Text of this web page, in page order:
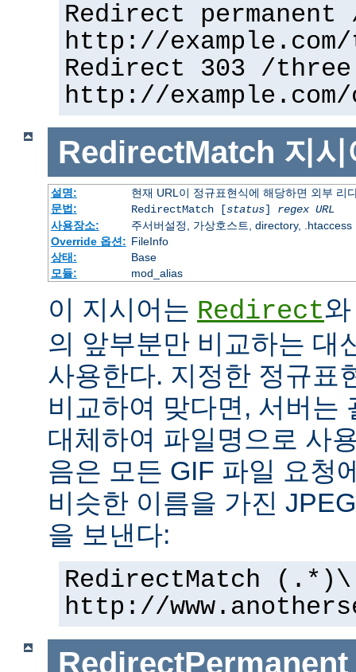
Redirect permanent
http://example.com/
Redirect 303 /three
http://
RedirectMatch 지시
설명:
현재 URL이 정규표현식에 해당하면 외부 리
문법:
RedirectMatch [status] regex URL
사용장소:
주서버설정, 가상호스트, directory, .htaccess
Override 옵션: FileInfo
상태:
Base
모듈:
mod_alias
이 지시어는 Redirect
의 앞부분만 비교하는 대
사용한다. 지정한 정규표
비교하여 맞다면, 서버는
대체하여 파일명으로 사
음은 모든 GIF 파일 요청
비슷한 이름을 가진
을 보낸다:
RedirectMatch
http://
RedirectPermanent